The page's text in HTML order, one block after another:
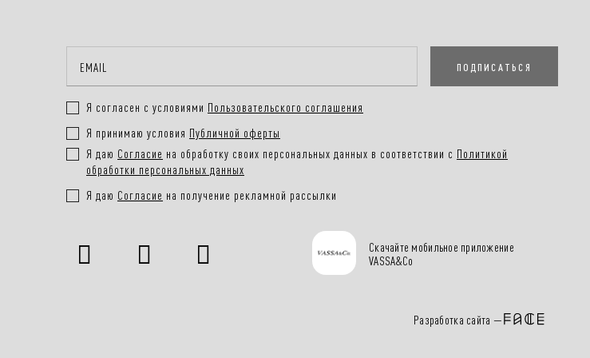
ПОДПИСАТЬСЯ
Я согласен с условиями Пользовательского соглашения
Я принимаю условия Публичной оферты
Я даю Согласие на обработку своих персональных данных в соответствии с Политикой
обработки персональных данных
Я даю Согласие на получение рекламной рассылки
Скачайте мобильное приложение
VASSA&Co
Разработка сайта —